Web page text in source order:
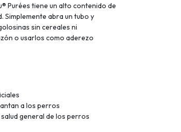
Purées tiene un alto contenido de
Simplemente abra un tubo y
sin cereales ni
o usarlos como aderezo
a los perros
general de los perros